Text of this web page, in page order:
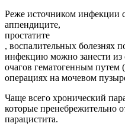
Реже источником инфекции
аппендиците,
простатите
, воспалительных болезнях
инфекцию можно занести из
очагов гематогенным путем
операциях на мочевом
Чаще всего хронический
которые пренебрежительно
парацистита.